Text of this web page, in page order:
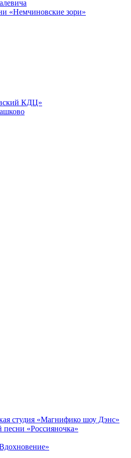
«Немчиновские зори»
КДЦ»
студия «Магнифико шоу Дэнс»
песни «Россияночка»